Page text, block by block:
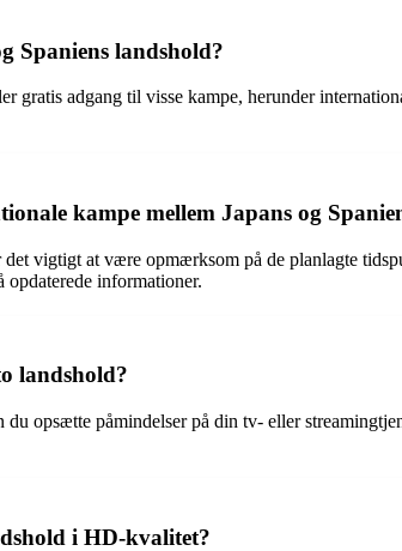
Spaniens landshold?
gratis adgang til visse kampe, herunder
kampe mellem Japans og
vigtigt at være opmærksom på de planlagte
opdaterede informationer.
landshold?
opsætte påmindelser på din tv- eller
i HD-kvalitet?